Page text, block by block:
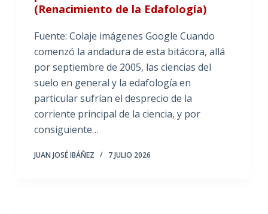
(Renacimiento de la Edafología)
Fuente: Colaje imágenes Google Cuando
comenzó la andadura de esta bitácora, allá
por septiembre de 2005, las ciencias del
suelo en general y la edafología en
particular sufrían el desprecio de la
corriente principal de la ciencia, y por
consiguiente…
JUAN JOSÉ IBÁÑEZ 7 JULIO 2026